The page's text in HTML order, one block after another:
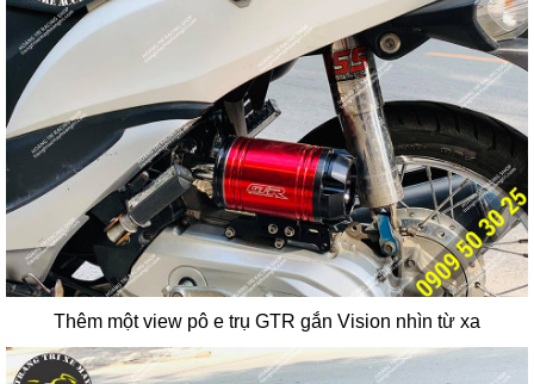
Thêm một view pô e trụ GTR gắn Vision nhìn từ xa